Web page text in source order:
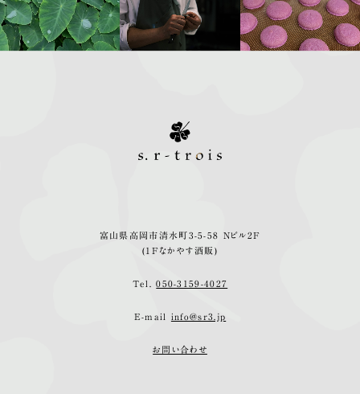
富山県高岡市清水町3-5-58 Nビル2F
(1Fなかやす酒販)
Tel.050-3159-4027
E-mail info@sr3.jp
お問い合わせ